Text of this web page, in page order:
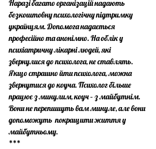
Наразі багато організацій надають
безкоштовну психологічну підтримку
українцям. Допомога надається
професійно та анонімно. На облік у
психіатричну лікарні людей, які
звернулися до психолога, не ставлять.
Якщо страшно йти психолога, можна
звернутися до коуча. Психолог більше
працює з минулим, коуч – з майбутнім.
Вони не перепишуть вам минуле, але вони
допоможуть  покращити життя у
майбутньому.
***